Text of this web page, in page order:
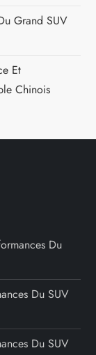
Grand SUV
Et
Chinois
Du
Du SUV
Du SUV